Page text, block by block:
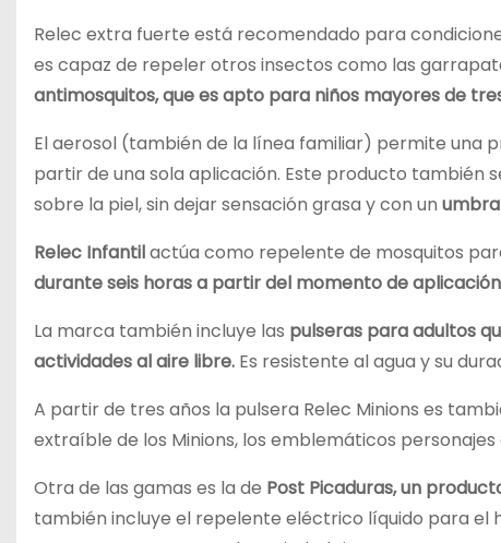
Relec extra fuerte está recomendado para
es capaz de repeler otros insectos como las
antimosquitos, que es apto para niños mayores de
El aerosol (también de la línea familiar) permite una
partir de una sola aplicación. Este producto
sobre la piel, sin dejar sensación grasa y con un
Relec Infantilactúa como repelente de mosquitos
durante seis horas a partir del momento de
La marca también incluye las pulseras para adultos
actividades al aire libre. Es resistente al agua y su
A partir de tres años la pulsera Relec Minions es
extraíble de los Minions, los emblemáticos personajes
Otra de las gamas es la de Post Picaduras, un
también incluye el repelente eléctrico líquido para